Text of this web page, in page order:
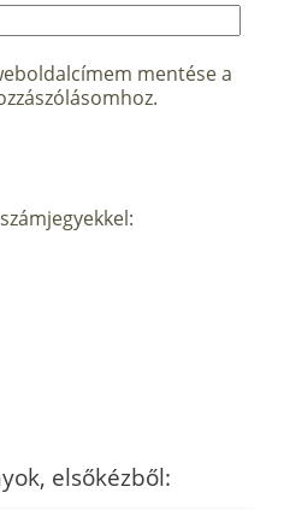
mentése a
elsőkézből: